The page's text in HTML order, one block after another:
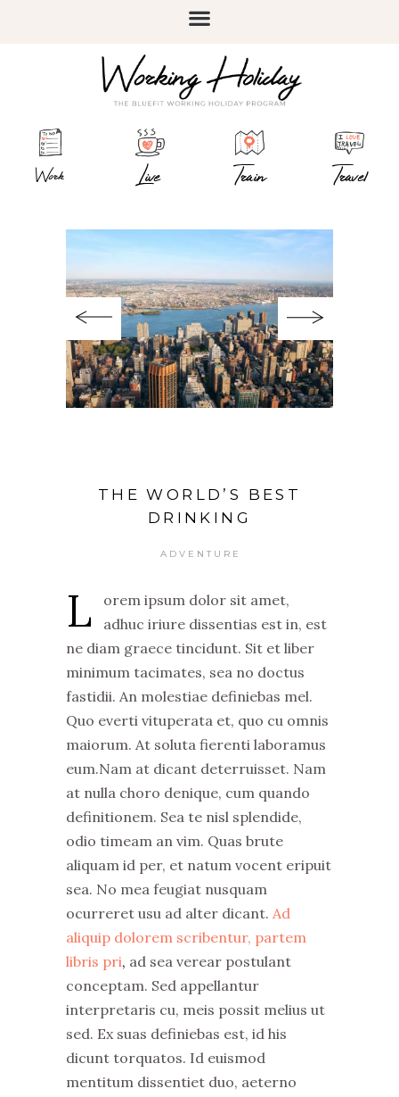
Work Live Train Travel
THE WORLD’S BEST
DRINKING
ADVENTURE
L
orem ipsum dolor sit amet,
adhuc iriure dissentias est in, est
ne diam graece tincidunt. Sit et liber
minimum tacimates, sea no doctus
fastidii. An molestiae definiebas mel.
Quo everti vituperata et, quo cu omnis
maiorum. At soluta fierenti laboramus
eum.Nam at dicant deterruisset. Nam
at nulla choro denique, cum quando
definitionem. Sea te nisl splendide,
odio timeam an vim. Quas brute
aliquam id per, et natum vocent eripuit
sea. No mea feugiat nusquam
ocurreret usu ad alter dicant. Ad
aliquip dolorem scribentur, partem
libris pri, ad sea verear postulant
conceptam. Sed appellantur
interpretaris cu, meis possit melius ut
sed. Ex suas definiebas est, id his
dicunt torquatos. Id euismod
mentitum dissentiet duo, aeterno